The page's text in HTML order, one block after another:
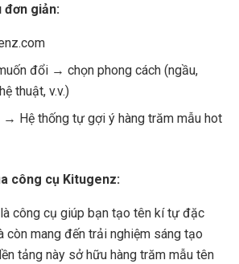
đơn giản:
đổi → chọn phong cách (ngầu,
thuật, v.v.)
→ Hệ thống tự gợi ý hàng trăm mẫu hot
công cụ Kitugenz:
công cụ giúp bạn tạo tên kí tự đặc
còn mang đến trải nghiệm sáng tạo
tảng này sở hữu hàng trăm mẫu tên